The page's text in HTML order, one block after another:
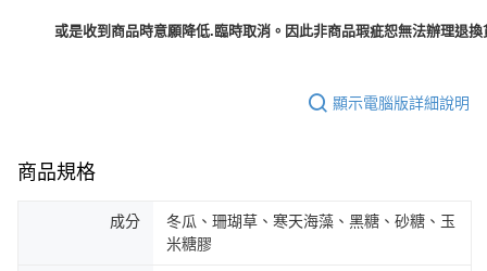
或是收到商品時意願降低.臨時取消。因此非商品瑕疵恕無法辦理退
顯示電腦版詳細說明
商品規格
成分
冬瓜、珊瑚草、寒天海藻、黑糖、砂糖、玉
米糖膠